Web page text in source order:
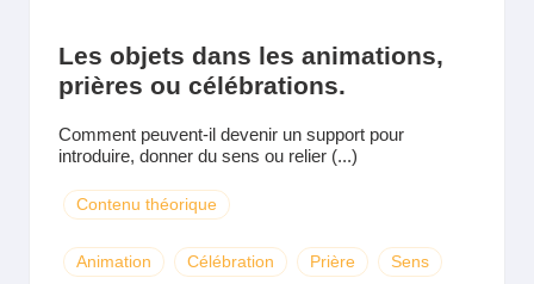
Les objets dans les animations,
prières ou célébrations.
Comment peuvent-il devenir un support pour
introduire, donner du sens ou relier (...)
Contenu théorique
Animation Célébration Prière Sens